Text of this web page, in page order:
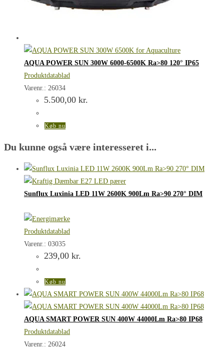
AQUA POWER SUN 300W 6000-6500K Ra>80 120° IP65
Produktdatablad
Varenr.: 26034
5.500,00 kr.
Køb nu
Du kunne også være interesseret i...
Sunflux Luxinia LED 11W 2600K 900Lm Ra>90 270° DIM
Produktdatablad
Varenr.: 03035
239,00 kr.
Køb nu
AQUA SMART POWER SUN 400W 44000Lm Ra>80 IP68
Produktdatablad
Varenr.: 26024